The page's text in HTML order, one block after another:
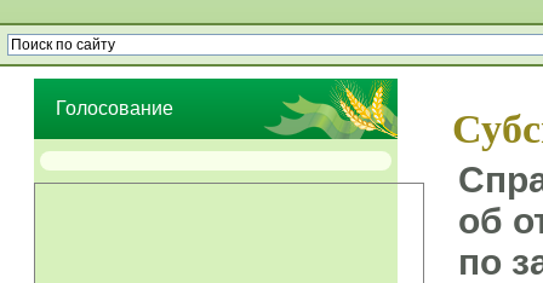
Голосование
об
по